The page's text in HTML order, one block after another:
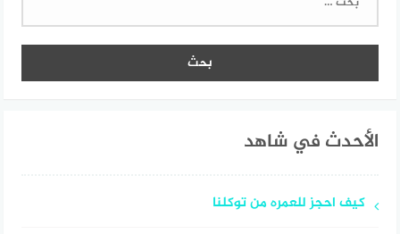
الأحدث في شاهد
كيف احجز للعمره من توكلنا